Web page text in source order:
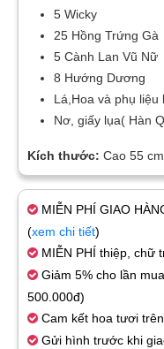
5 Wicky
25 Hồng Trứng Gà
5 Cành Lan Vũ Nữ
8 Hướng Dương
Lá,Hoa và phụ liệu
Nơ, giấy lụa( Hàn
Kích thước: Cao 55
MIỄN PHÍ GIAO
(xem chi tiết)
MIỄN PHÍ thiệp, chữ
Giảm 5% cho lần
500.000đ)
Cam kết hoa tươi
Gửi hình trước khi